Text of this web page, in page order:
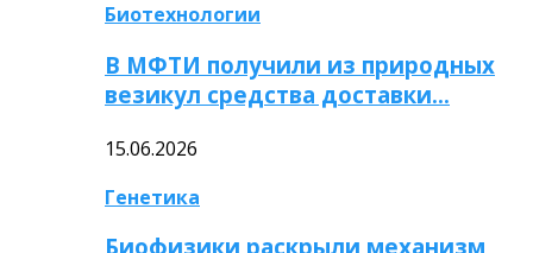
Биотехнологии
В МФТИ получили из природных
везикул средства доставки…
15.06.2026
Генетика
Биофизики раскрыли механизм